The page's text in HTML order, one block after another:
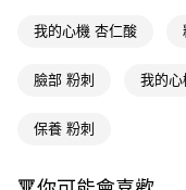
２．便利：只要手機號碼
結帳頁面，進行簡訊認證
運送方式
每筆NT$65，滿
付款後全家取貨
我的心機 杏仁酸
臉部 粉刺 我的
保養 粉刺